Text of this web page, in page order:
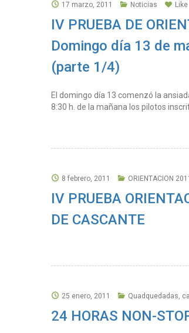
17 marzo, 2011 Noticias Like
IV PRUEBA DE
Domingo día 13 de
(parte 1/4)
El domingo día 13 comenzó la
8:30 h. de la mañana los pilotos
8 febrero, 2011 ORIENTACION 2011
IV PRUEBA
DE CASCANTE
25 enero, 2011 Quadquedadas,
24 HORAS NON-